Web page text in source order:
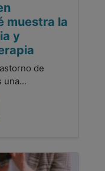
muestra la
y
de
una...